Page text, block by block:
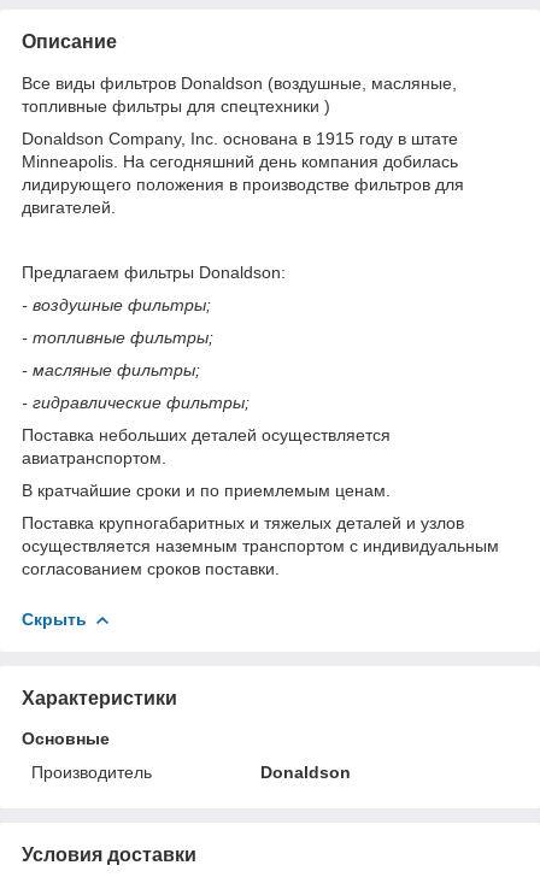
Описание
Все виды фильтров Donaldson (воздушные, масляные,
топливные фильтры для спецтехники )
Donaldson Company, Inc. основана в 1915 году в штате
Minneapolis. На сегодняшний день компания добилась
лидирующего положения в производстве фильтров для
двигателей.
Предлагаем фильтры Donaldson:
- воздушные фильтры;
- топливные фильтры;
- масляные фильтры;
- гидравлические фильтры;
Поставка небольших деталей осуществляется
авиатранспортом.
В кратчайшие сроки и по приемлемым ценам.
Поставка крупногабаритных и тяжелых деталей и узлов
осуществляется наземным транспортом с индивидуальным
согласованием сроков поставки.
Скрыть
Характеристики
Основные
Производитель
Donaldson
Условия доставки